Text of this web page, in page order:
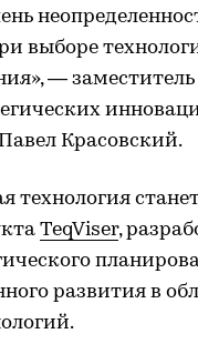
выборе
—
Красовский.
технология
TeqViser,
развития в